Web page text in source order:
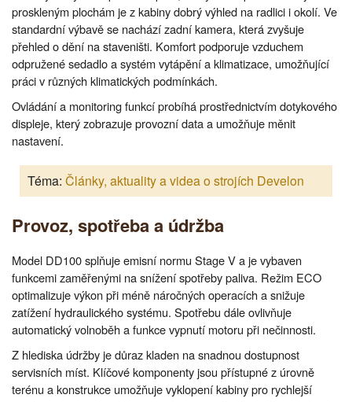
proskleným plochám je z kabiny dobrý výhled na radlici i okolí. Ve
standardní výbavě se nachází zadní kamera, která zvyšuje
přehled o dění na staveništi. Komfort podporuje vzduchem
odpružené sedadlo a systém vytápění a klimatizace, umožňující
práci v různých klimatických podmínkách.
Ovládání a monitoring funkcí probíhá prostřednictvím dotykového
displeje, který zobrazuje provozní data a umožňuje měnit
nastavení.
Téma: Články, aktuality a videa o strojích Develon
Provoz, spotřeba a údržba
Model DD100 splňuje emisní normu Stage V a je vybaven
funkcemi zaměřenými na snížení spotřeby paliva. Režim ECO
optimalizuje výkon při méně náročných operacích a snižuje
zatížení hydraulického systému. Spotřebu dále ovlivňuje
automatický volnoběh a funkce vypnutí motoru při nečinnosti.
Z hlediska údržby je důraz kladen na snadnou dostupnost
servisních míst. Klíčové komponenty jsou přístupné z úrovně
terénu a konstrukce umožňuje vyklopení kabiny pro rychlejší